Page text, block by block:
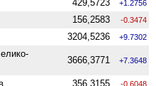
429,5723 +1.2756
156,2583 -0.3474
3204,5236 +9.7302
3666,3771 +7.3648
356,3155 -0.6048